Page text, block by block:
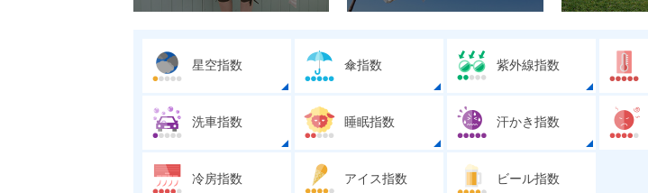
星空指数 傘指数 紫外線指数
洗車指数 睡眠指数 汗かき指数
冷房指数 アイス指数 ビール指数